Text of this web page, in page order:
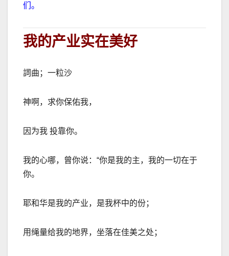
们。
我的产业实在美好
詞曲；一粒沙
神啊，求你保佑我，
因为我 投靠你。
我的心哪，曾你说： “你是我的主，我的一切在于
你。
耶和华是我的产业，是我杯中的份；
用绳量给我的地界，坐落在佳美之处；